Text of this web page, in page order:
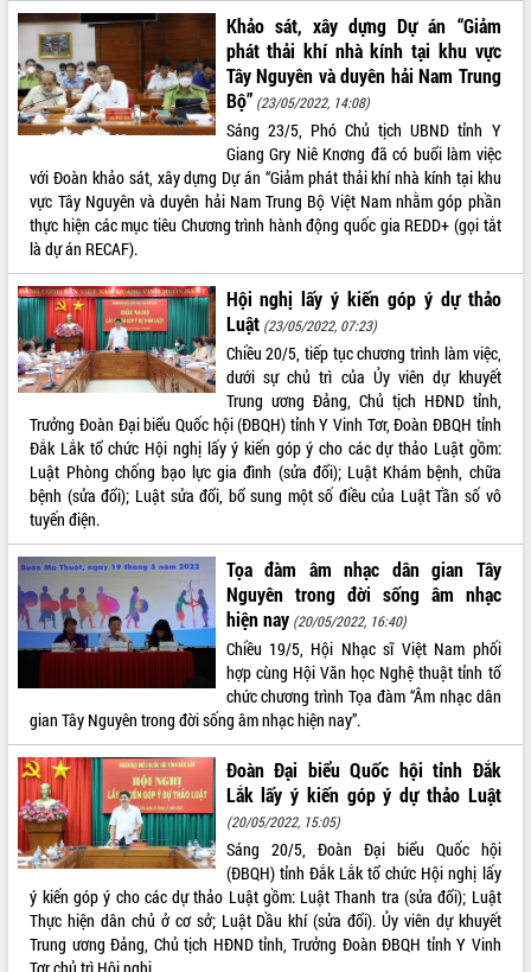
HĐND tỉnh thông qua điều chỉnh Quy
hoạch tỉnh thời kỳ 2021-2030
Hội thảo góp ý hồ sơ điều chỉnh quy
hoạch tỉnh Đắk Lắk thời kỳ 2021-2030,
tầm nhìn đến năm 2050
Nâng cao hiệu quả hoạt động của các
doanh nghiệp nhà nước
Hội nghị triển khai kết nối mạng
truyền số liệu chuyên dùng phục vụ cơ
quan Đảng, Nhà nước
Lễ phát động chuỗi hoạt động chung
tay làm sạch môi trường
Xã Ea Kar bước chuyển mình trong
công tác cải cách hành chính mô hình
mới
năm 2026
Hội thảo khoa học “Giải pháp thúc đẩy
phát triển nền kinh tế xanh tại tỉnh
Đắk Lắk”
Tăng cường giám sát, đôn đốc thực
hiện nhiệm vụ quản lý tài sản công
hàng tuần
Tháo gỡ những vướng mắc, đẩy mạnh
công tác cải cách thủ tục hành chính
tại Trung tâm Phục vụ hành chính
công tỉnh
Đắk Lắk: Tôn vinh 46 giải pháp tại Hội
thi Sáng tạo Kỹ thuật 2024 - 2025
Đắk Lắk rà soát, điều chỉnh Đề án 190
về phát triển nuôi trồng thủy sản
Phó Chủ tịch UBND tỉnh Đắk Lắk
Trương Công Thái kiểm tra thực địa
Dự án cao tốc Khánh Hòa - Buôn Ma
Thuột
Định vị cà phê Việt Nam như một “di
sản sống” trong dòng chảy toàn cầu
Khảo sát, xây dựng Dự án “Giảm
phát thải khí nhà kính tại khu vực
Tây Nguyên và duyên hải Nam Trung
Bộ” (23/05/2022, 14:08)
Sáng 23/5, Phó Chủ tịch UBND tỉnh Y
Giang Gry Niê Knơng đã có buổi làm việc
với Đoàn khảo sát, xây dựng Dự án “Giảm phát thải khí nhà kính tại khu
vực Tây Nguyên và duyên hải Nam Trung Bộ Việt Nam nhằm góp phần
thực hiện các mục tiêu Chương trình hành động quốc gia REDD+ (gọi tắt
là dự án RECAF).
Hội nghị lấy ý kiến góp ý dự thảo
Luật (23/05/2022, 07:23)
Chiều 20/5, tiếp tục chương trình làm việc,
dưới sự chủ trì của Ủy viên dự khuyết
Trung ương Đảng, Chủ tịch HĐND tỉnh,
Trưởng Đoàn Đại biểu Quốc hội (ĐBQH) tỉnh Y Vinh Tơr, Đoàn ĐBQH tỉnh
Đắk Lắk tổ chức Hội nghị lấy ý kiến góp ý cho các dự thảo Luật gồm:
Luật Phòng chống bạo lực gia đình (sửa đổi); Luật Khám bệnh, chữa
bệnh (sửa đổi); Luật sửa đổi, bổ sung một số điều của Luật Tần số vô
tuyến điện.
Tọa đàm âm nhạc dân gian Tây
Nguyên trong đời sống âm nhạc
hiện nay (20/05/2022, 16:40)
Chiều 19/5, Hội Nhạc sĩ Việt Nam phối
hợp cùng Hội Văn học Nghệ thuật tỉnh tổ
chức chương trình Tọa đàm “Âm nhạc dân
gian Tây Nguyên trong đời sống âm nhạc hiện nay”.
Đoàn Đại biểu Quốc hội tỉnh Đắk
Lắk lấy ý kiến góp ý dự thảo Luật
(20/05/2022, 15:05)
Sáng 20/5, Đoàn Đại biểu Quốc hội
(ĐBQH) tỉnh Đắk Lắk tổ chức Hội nghị lấy
ý kiến góp ý cho các dự thảo Luật gồm: Luật Thanh tra (sửa đổi); Luật
Thực hiện dân chủ ở cơ sở; Luật Dầu khí (sửa đổi). Ủy viên dự khuyết
Trung ương Đảng, Chủ tịch HĐND tỉnh, Trưởng Đoàn ĐBQH tỉnh Y Vinh